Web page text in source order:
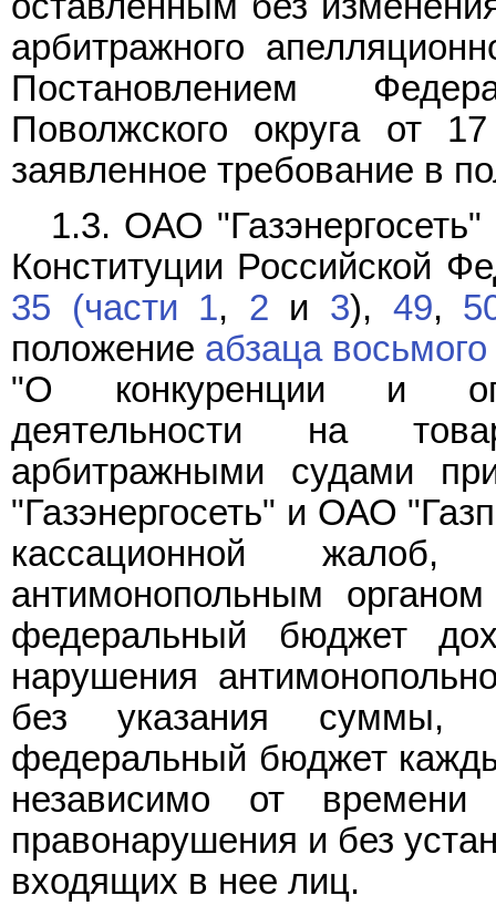
арбитражного
Постановлением
Поволжского округа от
заявленное требование в
1.3. ОАО
Конституции Российской
35 (части 1, 2 и 3), 49,
положение абзаца
"О конкуренции и
деятельности на
арбитражными судами
"Газэнергосеть" и ОАО
кассационной
антимонопольным
федеральный бюджет
нарушения
без указания суммы,
федеральный бюджет
независимо от
правонарушения и без
входящих в нее лиц.